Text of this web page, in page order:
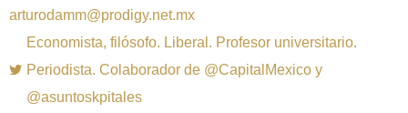
arturodamm@prodigy.net.mx
Economista, filósofo. Liberal. Profesor universitario.
Periodista. Colaborador de @CapitalMexico y
@asuntoskpitales